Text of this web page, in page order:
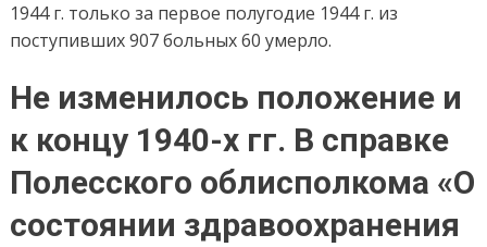
1944 г. только за первое полугодие 1944 г. из
поступивших 907 больных 60 умерло.
Не изменилось положение и
к концу 1940-х гг. В справке
Полесского облисполкома «О
состоянии здравоохранения